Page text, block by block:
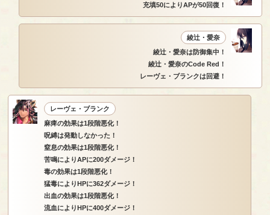
充填50によりAPが50回復！
綾辻・愛奈
綾辻・愛奈は防御集中！
綾辻・愛奈のCode Red！
レーヴェ・ブランクは回避！
レーヴェ・ブランク
麻痺の効果は1段階悪化！
呪縛は発動しなかった！
窒息の効果は1段階悪化！
苦鳴によりAPに200ダメージ！
毒の効果は1段階悪化！
猛毒によりHPに362ダメージ！
出血の効果は1段階悪化！
流血によりHPに400ダメージ！